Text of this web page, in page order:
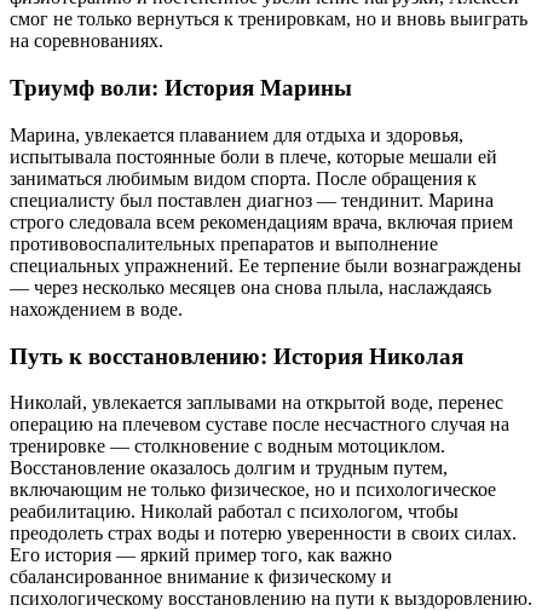
смог не только вернуться к тренировкам, но и вновь выиграть
на соревнованиях.
Триумф воли: История Марины
Марина, увлекается плаванием для отдыха и здоровья,
испытывала постоянные боли в плече, которые мешали ей
заниматься любимым видом спорта. После обращения к
специалисту был поставлен диагноз — тендинит. Марина
строго следовала всем рекомендациям врача, включая прием
противовоспалительных препаратов и выполнение
специальных упражнений. Ее терпение были вознаграждены
— через несколько месяцев она снова плыла, наслаждаясь
нахождением в воде.
Путь к восстановлению: История Николая
Николай, увлекается заплывами на открытой воде, перенес
операцию на плечевом суставе после несчастного случая на
тренировке — столкновение с водным мотоциклом.
Восстановление оказалось долгим и трудным путем,
включающим не только физическое, но и психологическое
реабилитацию. Николай работал с психологом, чтобы
преодолеть страх воды и потерю уверенности в своих силах.
Его история — яркий пример того, как важно
сбалансированное внимание к физическому и
психологическому восстановлению на пути к выздоровлению.